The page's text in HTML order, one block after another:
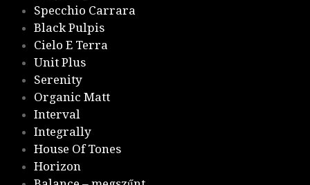
Specchio Carrara
Black Pulpis
Cielo E Terra
Unit Plus
Serenity
Organic Matt
Interval
Integrally
House Of Tones
Horizon